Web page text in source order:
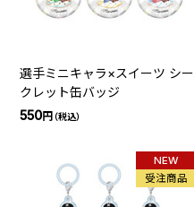
選手ミニキャラ×スイーツ シー
クレット缶バッジ
550円（税込）
NEW
受注商品